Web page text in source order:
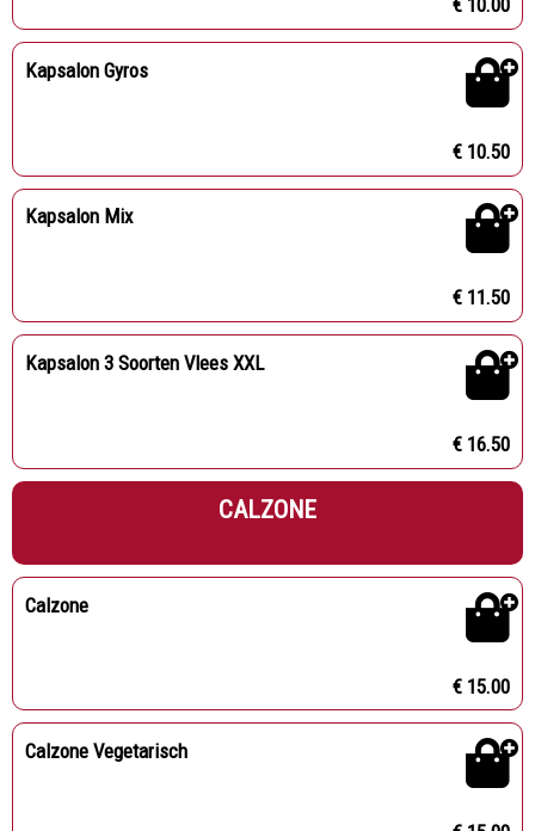
€ 10.00
Kapsalon Gyros
€ 10.50
Kapsalon Mix
€ 11.50
Kapsalon 3 Soorten Vlees XXL
€ 16.50
CALZONE
Calzone
€ 15.00
Calzone Vegetarisch